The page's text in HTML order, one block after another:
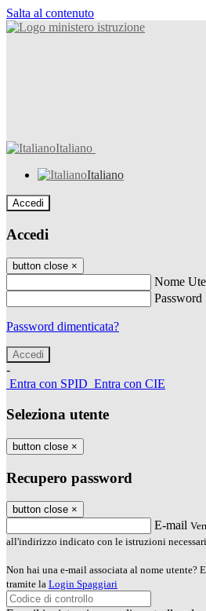
Salta al contenuto
Italiano
Italiano
Accedi
Accedi
button close ×
Nome
Password
Password dimenticata?
-
Entra con SPID Entra con CIE
Seleziona utente
button close ×
Recupero password
button close ×
E-mail
all'indirizzo indicato con le istruzioni
Non hai una e-mail associata al nome utente?
tramite la Login Spaggiari